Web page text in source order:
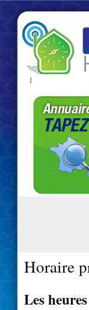
|
Horaire
Les